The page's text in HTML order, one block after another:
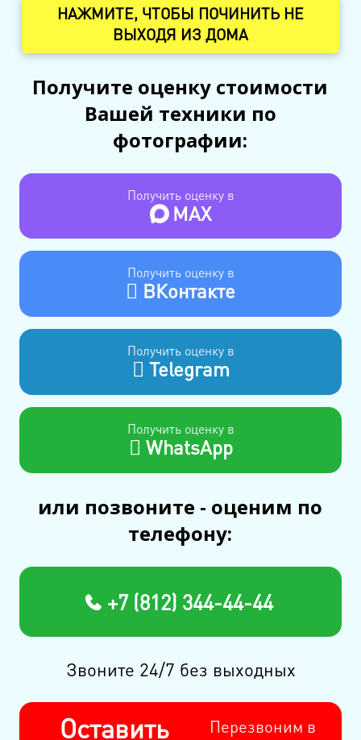
НАЖМИТЕ, ЧТОБЫ ПОЧИНИТЬ НЕ
ВЫХОДЯ ИЗ ДОМА
Получите оценку стоимости
Вашей техники по
фотографии:
Получить оценку в
MAX
Получить оценку в
ВКонтакте
Получить оценку в
Telegram
Получить оценку в
WhatsApp
или позвоните - оценим по
телефону:
+7 (812) 344-44-44
Звоните 24/7 без выходных
Оставить
Перезвоним в